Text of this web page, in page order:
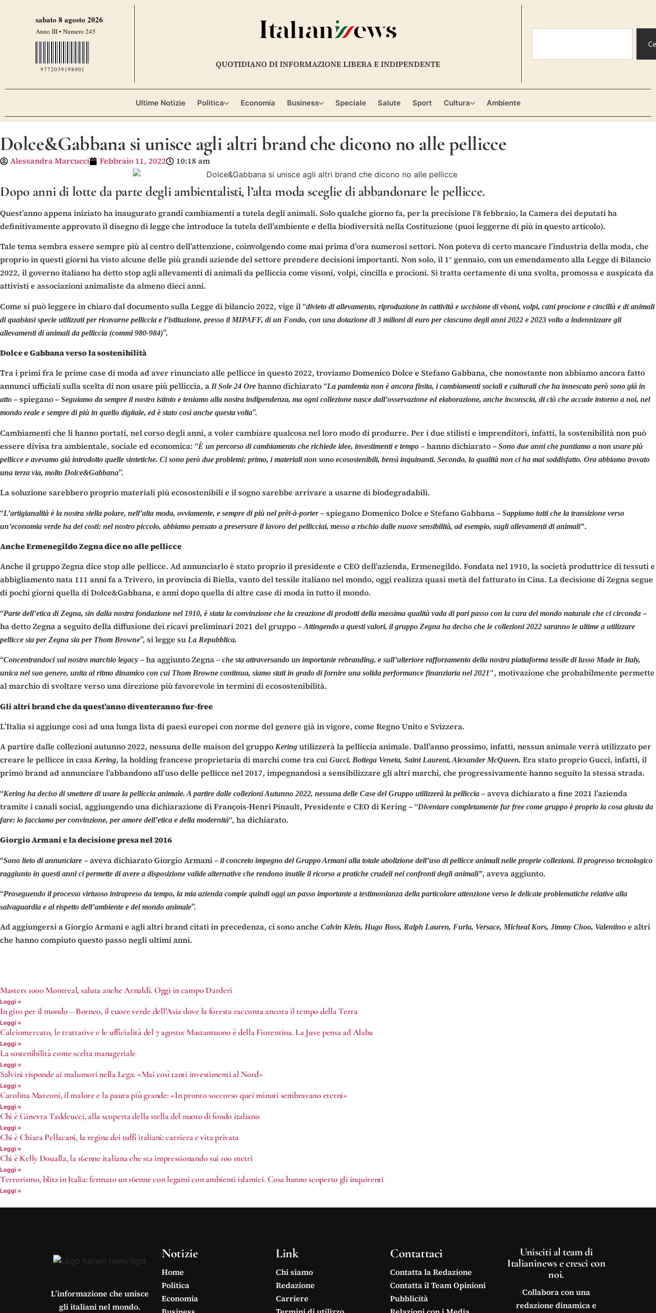
sabato 8 agosto 2026
Anno III • Numero 245
9772039198001 QUOTIDIANO DI INFORMAZIONE LIBERA E INDIPENDENTE
Ultime Notizie Politica Economia Business Speciale Salute Sport Cultura Ambiente
Dolce&Gabbana si unisce agli altri brand che dicono no alle pellicce
Alessandra Marcucci Febbraio 11, 2022 10:18 am
Dopo anni di lotte da parte degli ambientalisti, l’alta moda sceglie di abbandonare le pellicce.
Quest’anno appena iniziato ha inaugurato grandi cambiamenti a tutela degli animali. Solo qualche giorno fa, per la precisione l’8 febbraio, la Camera dei deputati ha
definitivamente approvato il disegno di legge che introduce la tutela dell’ambiente e della biodiversità nella Costituzione (puoi leggerne di più in questo articolo).
Tale tema sembra essere sempre più al centro dell’attenzione, coinvolgendo come mai prima d’ora numerosi settori. Non poteva di certo mancare l’industria della moda, che
proprio in questi giorni ha visto alcune delle più grandi aziende del settore prendere decisioni importanti. Non solo, il 1° gennaio, con un emendamento alla Legge di Bilancio
2022, il governo italiano ha detto stop agli allevamenti di animali da pelliccia come visoni, volpi, cincilla e procioni. Si tratta certamente di una svolta, promossa e auspicata da
attivisti e associazioni animaliste da almeno dieci anni.
Come si può leggere in chiaro dal documento sulla Legge di bilancio 2022, vige il “divieto di allevamento, riproduzione in cattività e uccisione di visoni, volpi, cani procione e cincillà e di animali
di qualsiasi specie utilizzati per ricavarne pelliccia e l’istituzione, presso il MIPAFF, di un Fondo, con una dotazione di 3 milioni di euro per ciascuno degli anni 2022 e 2023 volto a indennizzare gli
allevamenti di animali da pelliccia (commi 980-984)”.
Dolce e Gabbana verso la sostenibilità
Tra i primi fra le prime case di moda ad aver rinunciato alle pellicce in questo 2022, troviamo Domenico Dolce e Stefano Gabbana, che nonostante non abbiamo ancora fatto
annunci ufficiali sulla scelta di non usare più pelliccia, a Il Sole 24 Ore hanno dichiarato “La pandemia non è ancora finita, i cambiamenti sociali e culturali che ha innescato però sono già in
atto – spiegano – Seguiamo da sempre il nostro istinto e teniamo alla nostra indipendenza, ma ogni collezione nasce dall’osservazione ed elaborazione, anche inconscia, di ciò che accade intorno a noi, nel
mondo reale e sempre di più in quello digitale, ed è stato così anche questa volta”.
Cambiamenti che li hanno portati, nel corso degli anni, a voler cambiare qualcosa nel loro modo di produrre. Per i due stilisti e imprenditori, infatti, la sostenibilità non può
essere divisa tra ambientale, sociale ed economica: “È un percorso di cambiamento che richiede idee, investimenti e tempo – hanno dichiarato – Sono due anni che puntiamo a non usare più
pellicce e avevamo già introdotto quelle sintetiche. Ci sono però due problemi: primo, i materiali non sono ecosostenibili, bensì inquinanti. Secondo, la qualità non ci ha mai soddisfatto. Ora abbiamo trovato
una terza via, molto Dolce&Gabbana”.
La soluzione sarebbero proprio materiali più ecosostenibili e il sogno sarebbe arrivare a usarne di biodegradabili.
“L’artigianalità è la nostra stella polare, nell’alta moda, ovviamente, e sempre di più nel prêt-à-porter– spiegano Domenico Dolce e Stefano Gabbana – Sappiamo tutti che la transizione verso
un’economia verde ha dei costi: nel nostro piccolo, abbiamo pensato a preservare il lavoro dei pellicciai, messo a rischio dalle nuove sensibilità, ad esempio, sugli allevamenti di animali”.
Anche Ermenegildo Zegna dice no alle pellicce
Anche il gruppo Zegna dice stop alle pellicce. Ad annunciarlo è stato proprio il presidente e CEO dell’azienda, Ermenegildo. Fondata nel 1910, la società produttrice di tessuti e
abbigliamento nata 111 anni fa a Trivero, in provincia di Biella, vanto del tessile italiano nel mondo, oggi realizza quasi metà del fatturato in Cina. La decisione di Zegna segue
di pochi giorni quella di Dolce&Gabbana, e anni dopo quella di altre case di moda in tutto il mondo.
“Parte dell’etica di Zegna, sin dalla nostra fondazione nel 1910, è stata la convinzione che la creazione di prodotti della massima qualità vada di pari passo con la cura del mondo naturale che ci circonda –
ha detto Zegna a seguito della diffusione dei ricavi preliminari 2021 del gruppo –Attingendo a questi valori, il gruppo Zegna ha deciso che le collezioni 2022 saranno le ultime a utilizzare
pellicce sia per Zegna sia per Thom Browne”, si legge su La Repubblica.
“Concentrandoci sul nostro marchio legacy – ha aggiunto Zegna – che sta attraversando un importante rebranding, e sull’ulteriore rafforzamento della nostra piattaforma tessile di lusso Made in Italy,
unica nel suo genere, unita al ritmo dinamico con cui Thom Browne continua, siamo stati in grado di fornire una solida performance finanziaria nel 2021″, motivazione che probabilmente permette
al marchio di svoltare verso una direzione più favorevole in termini di ecosostenibilità.
Gli altri brand che da quest’anno diventeranno fur-free
L’Italia si aggiunge così ad una lunga lista di paesi europei con norme del genere già in vigore, come Regno Unito e Svizzera.
A partire dalle collezioni autunno 2022, nessuna delle maison del gruppo Kering utilizzerà la pelliccia animale. Dall’anno prossimo, infatti, nessun animale verrà utilizzato per
creare le pellicce in casa Kering, la holding francese proprietaria di marchi come tra cui Gucci, Bottega Veneta, Saint Laurent, Alexander McQueen. Era stato proprio Gucci, infatti, il
primo brand ad annunciare l’abbandono all’uso delle pellicce nel 2017, impegnandosi a sensibilizzare gli altri marchi, che progressivamente hanno seguito la stessa strada.
“Kering ha deciso di smettere di usare la pelliccia animale. A partire dalle collezioni Autunno 2022, nessuna delle Case del Gruppo utilizzerà la pelliccia – aveva dichiarato a fine 2021 l’azienda
tramite i canali social, aggiungendo una dichiarazione di François-Henri Pinault, Presidente e CEO di Kering – “Diventare completamente fur free come gruppo è proprio la cosa giusta da
fare: lo facciamo per convinzione, per amore dell’etica e della modernità“, ha dichiarato.
Giorgio Armani e la decisione presa nel 2016
“Sono lieto di annunciare – aveva dichiarato Giorgio Armani – il concreto impegno del Gruppo Armani alla totale abolizione dell’uso di pellicce animali nelle proprie collezioni. Il progresso tecnologico
raggiunto in questi anni ci permette di avere a disposizione valide alternative che rendono inutile il ricorso a pratiche crudeli nei confronti degli animali”, aveva aggiunto.
“Proseguendo il processo virtuoso intrapreso da tempo, la mia azienda compie quindi oggi un passo importante a testimonianza della particolare attenzione verso le delicate problematiche relative alla
salvaguardia e al rispetto dell’ambiente e del mondo animale”.
Ad aggiungersi a Giorgio Armani e agli altri brand citati in precedenza, ci sono anche Calvin Klein, Hugo Boss, Ralph Lauren, Furla, Versace, Micheal Kors, Jimmy Choo, Valentino e altri
che hanno compiuto questo passo negli ultimi anni.
Masters 1000 Montreal, saluta anche Arnaldi. Oggi in campo Darderi
Leggi »
In giro per il mondo – Borneo, il cuore verde dell’Asia dove la foresta racconta ancora il tempo della Terra
Leggi »
Calciomercato, le trattative e le ufficialità del 7 agosto: Mastantuono è della Fiorentina. La Juve pensa ad Alaba
Leggi »
La sostenibilità come scelta manageriale
Leggi »
Salvini risponde ai malumori nella Lega: «Mai così tanti investimenti al Nord»
Leggi »
Carolina Marconi, il malore e la paura più grande: «In pronto soccorso quei minuti sembravano eterni»
Leggi »
Chi è Ginevra Taddeucci, alla scoperta della stella del nuoto di fondo italiano
Leggi »
Chi è Chiara Pellacani, la regina dei tuffi italiani: carriera e vita privata
Leggi »
Chi è Kelly Doualla, la 16enne italiana che sta impressionando sui 100 metri
Leggi »
Terrorismo, blitz in Italia: fermato un 16enne con legami con ambienti islamici. Cosa hanno scoperto gli inquirenti
Leggi »
L’informazione che unisce
gli italiani nel mondo.
Notizie
Home
Politica
Economia
Link
Chi siamo
Redazione
Carriere
Contattaci
Contatta la Redazione
Contatta il Team Opinioni
Pubblicità
Unisciti al team di
Italianinews e cresci con
noi.
Collabora con una
redazione dinamica e